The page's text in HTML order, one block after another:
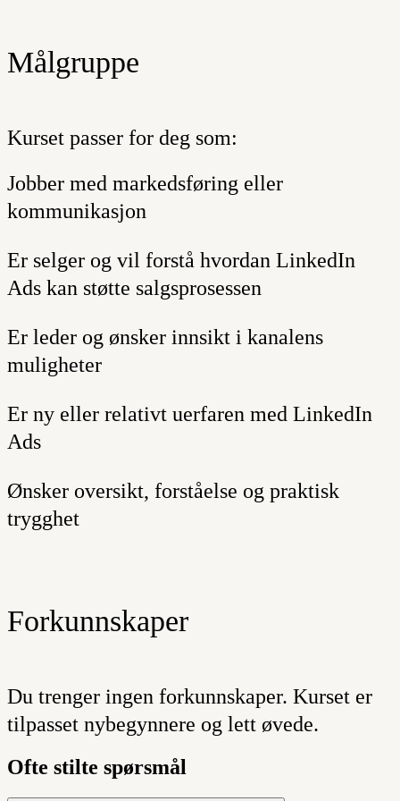
Målgruppe
Kurset passer for deg som:
Jobber med markedsføring eller
kommunikasjon
Er selger og vil forstå hvordan LinkedIn
Ads kan støtte salgsprosessen
Er leder og ønsker innsikt i kanalens
muligheter
Er ny eller relativt uerfaren med LinkedIn
Ads
Ønsker oversikt, forståelse og praktisk
trygghet
Forkunnskaper
Du trenger ingen forkunnskaper. Kurset er
tilpasset nybegynnere og lett øvede.
Ofte stilte spørsmål